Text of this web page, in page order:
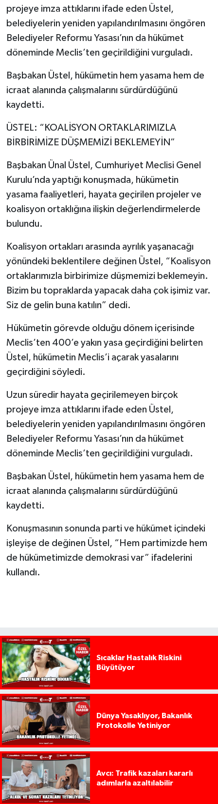
projeye imza attıklarını ifade eden Üstel,
belediyelerin yeniden yapılandırılmasını öngören
Belediyeler Reformu Yasası’nın da hükümet
döneminde Meclis’ten geçirildiğini vurguladı.
Başbakan Üstel, hükümetin hem yasama hem de
icraat alanında çalışmalarını sürdürdüğünü
kaydetti.
ÜSTEL: “KOALİSYON ORTAKLARIMIZLA
BİRBİRİMİZE DÜŞMEMİZİ BEKLEMEYİN”
Başbakan Ünal Üstel, Cumhuriyet Meclisi Genel
Kurulu’nda yaptığı konuşmada, hükümetin
yasama faaliyetleri, hayata geçirilen projeler ve
koalisyon ortaklığına ilişkin değerlendirmelerde
bulundu.
Koalisyon ortakları arasında ayrılık yaşanacağı
yönündeki beklentilere değinen Üstel, “Koalisyon
ortaklarımızla birbirimize düşmemizi beklemeyin.
Bizim bu topraklarda yapacak daha çok işimiz var.
Siz de gelin buna katılın” dedi.
Hükümetin görevde olduğu dönem içerisinde
Meclis’ten 400’e yakın yasa geçirdiğini belirten
Üstel, hükümetin Meclis’i açarak yasalarını
geçirdiğini söyledi.
Uzun süredir hayata geçirilemeyen birçok
projeye imza attıklarını ifade eden Üstel,
belediyelerin yeniden yapılandırılmasını öngören
Belediyeler Reformu Yasası’nın da hükümet
döneminde Meclis’ten geçirildiğini vurguladı.
Başbakan Üstel, hükümetin hem yasama hem de
icraat alanında çalışmalarını sürdürdüğünü
kaydetti.
Konuşmasının sonunda parti ve hükümet içindeki
işleyişe de değinen Üstel, “Hem partimizde hem
de hükümetimizde demokrasi var” ifadelerini
kullandı.
Sıcaklar Hastalık Riskini
Büyütüyor
Dünya Yasaklıyor, Bakanlık
Protokolle Yetiniyor
Avcı: Trafik kazaları kararlı
adımlarla azaltılabilir